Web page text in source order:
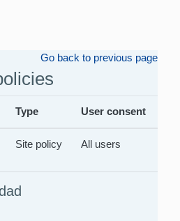
Go back to previous page
Type User consent
Site policy All users